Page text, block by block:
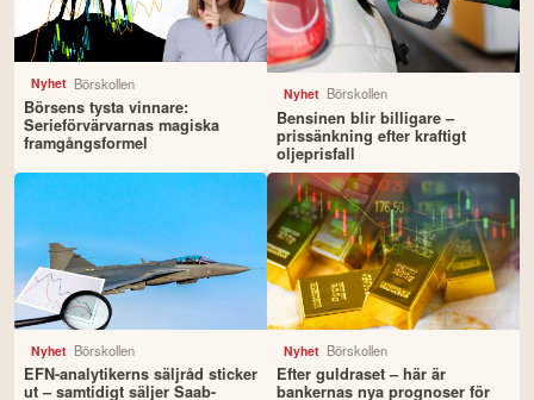
Nyhet Börskollen
Börsens tysta vinnare:
Serieförvärvarnas magiska
framgångsformel
Nyhet Börskollen
Bensinen blir billigare –
prissänkning efter kraftigt
oljeprisfall
Nyhet Börskollen
EFN-analytikerns säljråd sticker
ut – samtidigt säljer Saab-
Nyhet Börskollen
Efter guldraset – här är
bankernas nya prognoser för